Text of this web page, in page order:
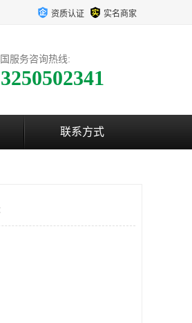
资质认证 实名商家
服务咨询热线:
联系方式